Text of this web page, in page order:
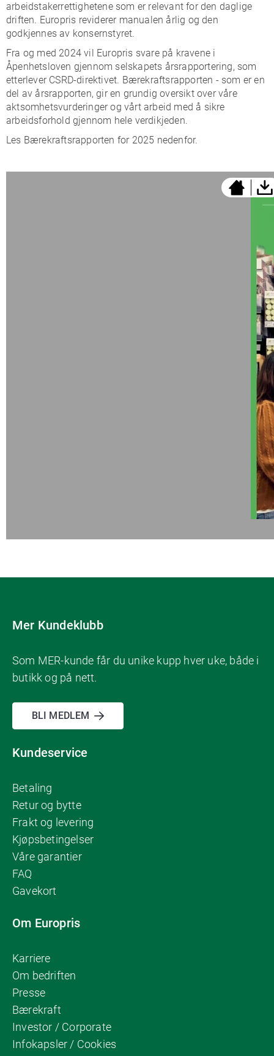
arbeidstakerrettighetene som er relevant for den daglige
driften. Europris reviderer manualen årlig og den
godkjennes av konsernstyret.
Fra og med 2024 vil Europris svare på kravene i
Åpenhetsloven gjennom selskapets årsrapportering, som
etterlever CSRD-direktivet. Bærekraftsrapporten - som er en
del av årsrapporten, gir en grundig oversikt over våre
aktsomhetsvurderinger og vårt arbeid med å sikre
arbeidsforhold gjennom hele verdikjeden.
Les Bærekraftsrapporten for 2025 nedenfor.
Mer Kundeklubb
Som MER-kunde får du unike kupp hver uke, både i
butikk og på nett.
BLI MEDLEM
Kundeservice
Betaling
Retur og bytte
Frakt og levering
Kjøpsbetingelser
Våre garantier
FAQ
Gavekort
Om Europris
Karriere
Om bedriften
Presse
Bærekraft
Investor / Corporate
Infokapsler / Cookies